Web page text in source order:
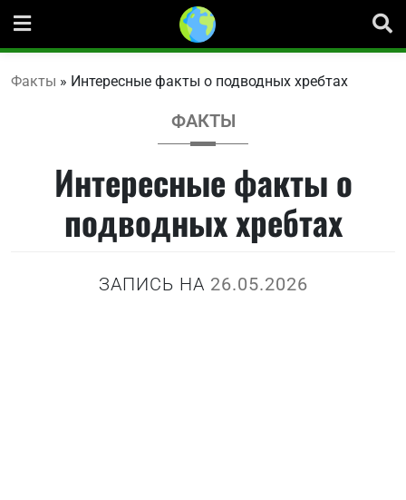
содержанию
Факты » Интересные факты о подводных хребтах
ФАКТЫ
Интересные факты о
подводных хребтах
ЗАПИСЬ НА 26.05.2026